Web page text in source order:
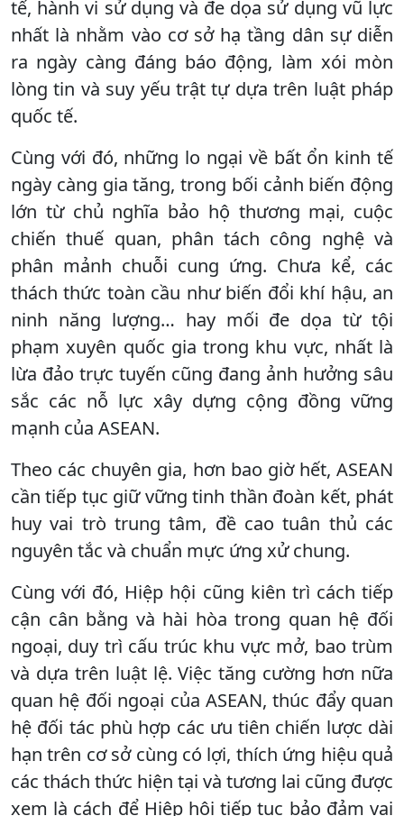
tế, hành vi sử dụng và đe dọa sử dụng vũ lực
nhất là nhằm vào cơ sở hạ tầng dân sự diễn
ra ngày càng đáng báo động, làm xói mòn
lòng tin và suy yếu trật tự dựa trên luật pháp
quốc tế.
Cùng với đó, những lo ngại về bất ổn kinh tế
ngày càng gia tăng, trong bối cảnh biến động
lớn từ chủ nghĩa bảo hộ thương mại, cuộc
chiến thuế quan, phân tách công nghệ và
phân mảnh chuỗi cung ứng. Chưa kể, các
thách thức toàn cầu như biến đổi khí hậu, an
ninh năng lượng… hay mối đe dọa từ tội
phạm xuyên quốc gia trong khu vực, nhất là
lừa đảo trực tuyến cũng đang ảnh hưởng sâu
sắc các nỗ lực xây dựng cộng đồng vững
mạnh của ASEAN.
Theo các chuyên gia, hơn bao giờ hết, ASEAN
cần tiếp tục giữ vững tinh thần đoàn kết, phát
huy vai trò trung tâm, đề cao tuân thủ các
nguyên tắc và chuẩn mực ứng xử chung.
Cùng với đó, Hiệp hội cũng kiên trì cách tiếp
cận cân bằng và hài hòa trong quan hệ đối
ngoại, duy trì cấu trúc khu vực mở, bao trùm
và dựa trên luật lệ. Việc tăng cường hơn nữa
quan hệ đối ngoại của ASEAN, thúc đẩy quan
hệ đối tác phù hợp các ưu tiên chiến lược dài
hạn trên cơ sở cùng có lợi, thích ứng hiệu quả
các thách thức hiện tại và tương lai cũng được
xem là cách để Hiệp hội tiếp tục bảo đảm vai